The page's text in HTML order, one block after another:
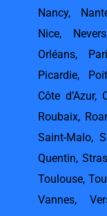
Nancy,
Nice, Nevers
Orléans,
Picardie,
Côte d’Azur,
Roubaix,
Saint-Malo,
Quentin,
Toulouse,
Vannes,